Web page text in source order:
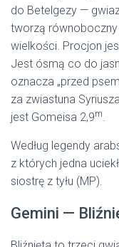
do Betelgezy —
tworzą
wielkości. Procjon
Jest ósmą co do
oznacza „przed
za zwiastuna
jest Gomeisa 2,9m.
Według legendy
z których jedna
siostrę z tyłu (MP).
Gemini —